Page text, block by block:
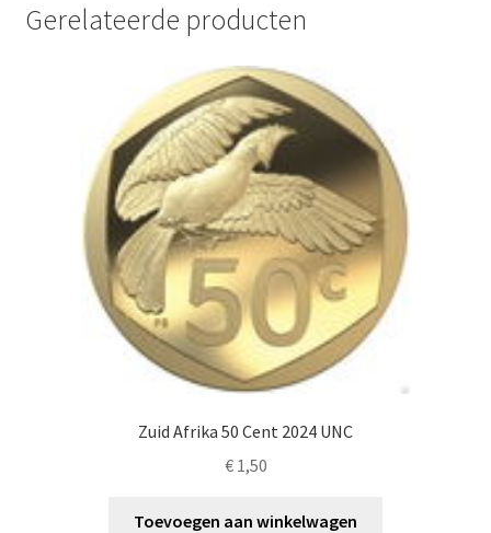
Gerelateerde producten
Zuid Afrika 50 Cent 2024 UNC
€1,50
Toevoegen aan winkelwagen